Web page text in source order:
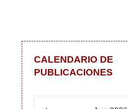
CALENDARIO DE
PUBLICACIONES